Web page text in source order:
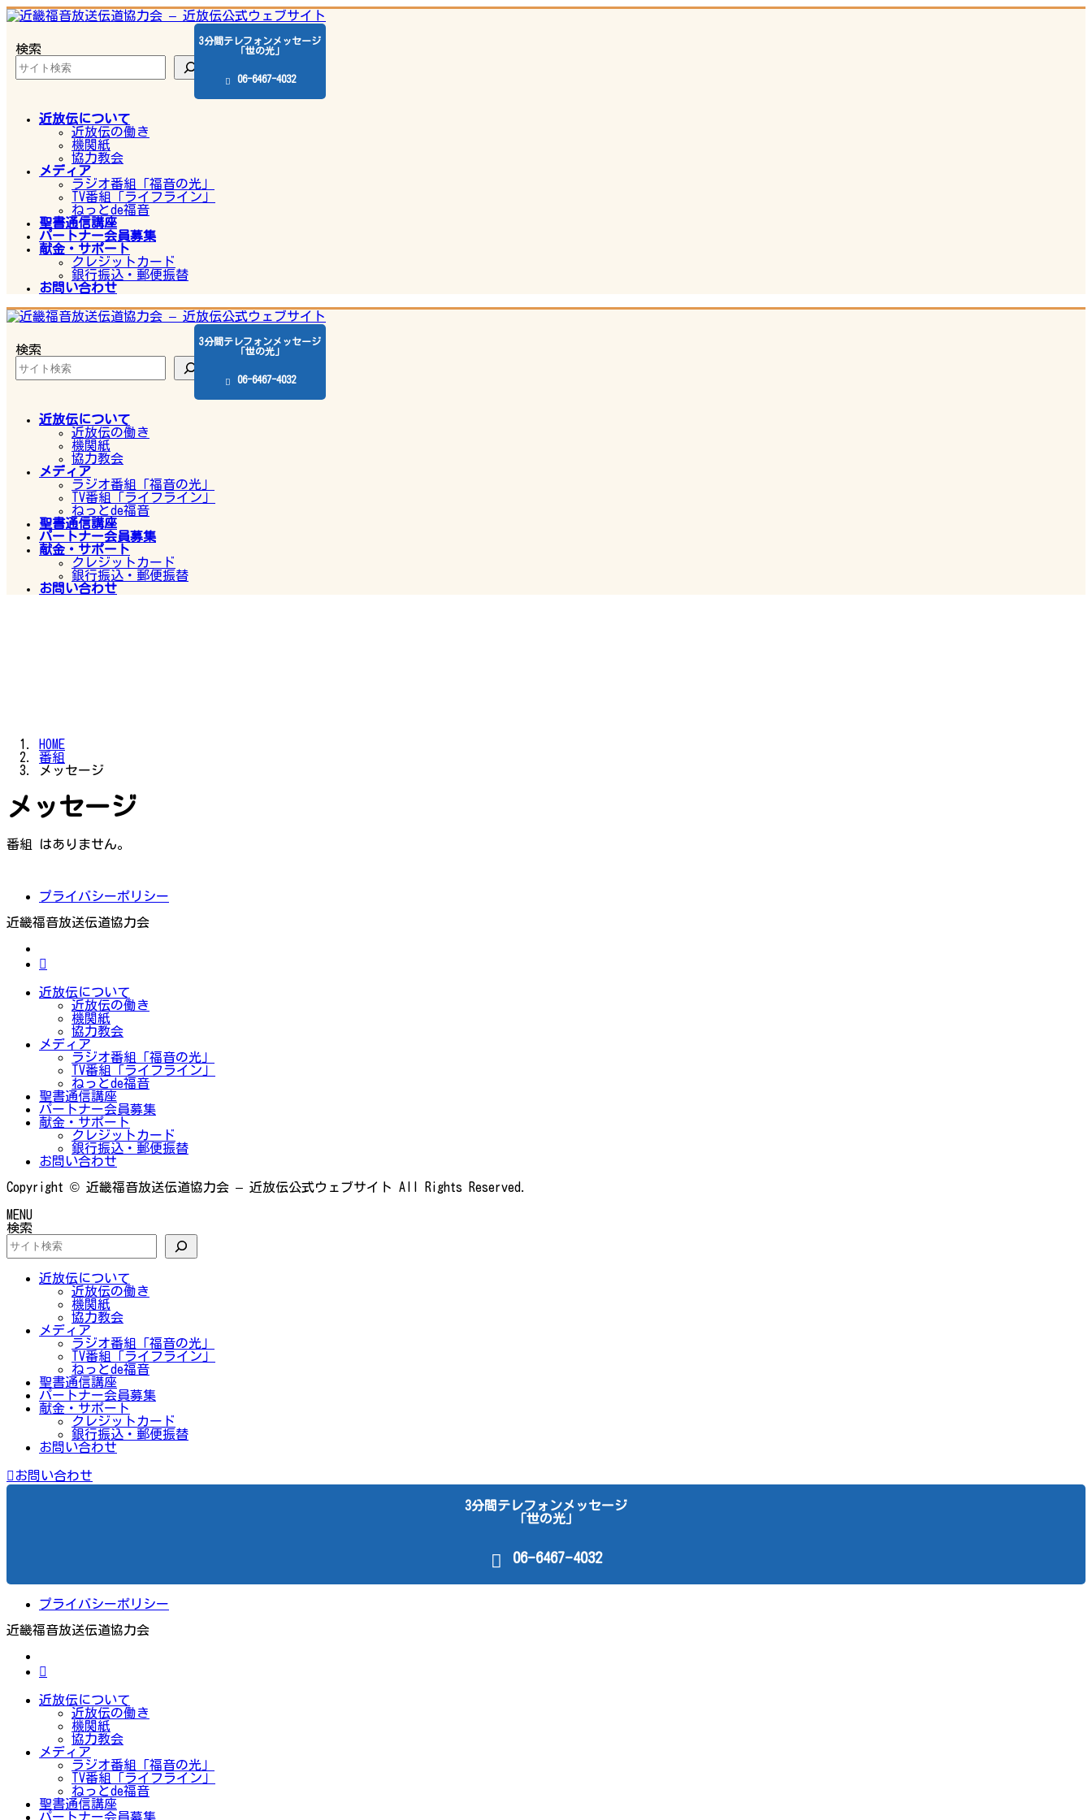
コ
ン
ン
へ
ナ
ビ
ー
ョ
検索
3分間テレフォンメッセージ
「世の光」
06-6467-4032
近放伝について
近放伝の働き
機関紙
協力教会
メディア
ラジオ番組「福音の光」
TV番組「ライフライン」
ねっとde福音
聖書通信講座
パートナー会員募集
献金・サポート
クレジットカード
銀行振込・郵便振替
お問い合わせ
検索
3分間テレフォンメッセージ
「世の光」
06-6467-4032
近放伝について
近放伝の働き
機関紙
協力教会
メディア
ラジオ番組「福音の光」
TV番組「ライフライン」
ねっとde福音
聖書通信講座
パートナー会員募集
献金・サポート
クレジットカード
銀行振込・郵便振替
お問い合わせ
HOME
番組
メッセージ
メッセージ
番組 はありません。
プライバシーポリシー
近畿福音放送伝道協力会
近放伝について
近放伝の働き
機関紙
協力教会
メディア
ラジオ番組「福音の光」
TV番組「ライフライン」
ねっとde福音
聖書通信講座
パートナー会員募集
献金・サポート
クレジットカード
銀行振込・郵便振替
お問い合わせ
Copyright © 近畿福音放送伝道協力会 – 近放伝公式ウェブサイト All Rights Reserved.
MENU
検索
近放伝について
近放伝の働き
機関紙
協力教会
メディア
ラジオ番組「福音の光」
TV番組「ライフライン」
ねっとde福音
聖書通信講座
パートナー会員募集
献金・サポート
クレジットカード
銀行振込・郵便振替
お問い合わせ
お問い合わせ
3分間テレフォンメッセージ
「世の光」
06-6467-4032
プライバシーポリシー
近畿福音放送伝道協力会
近放伝について
近放伝の働き
機関紙
協力教会
メディア
ラジオ番組「福音の光」
TV番組「ライフライン」
ねっとde福音
聖書通信講座
パートナー会員募集